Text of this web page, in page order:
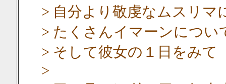
> 自分より敬虔なムスリマ
> たくさんイマーンについ
> そして彼女の１日をみて
>